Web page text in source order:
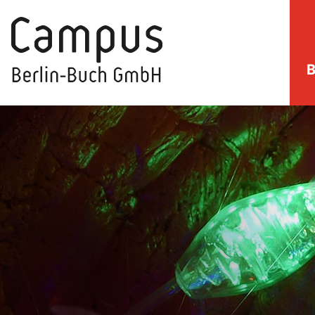
direkt zum Inhalt springen